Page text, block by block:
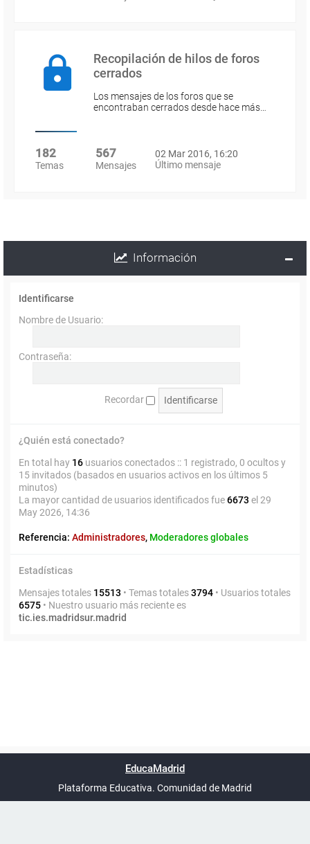
Recopilación de hilos de foros
cerrados
Los mensajes de los foros que se
encontraban cerrados desde hace más…
182
Temas
567
Mensajes
02 Mar 2016, 16:20
Último mensaje
Información
Identificarse
Nombre de Usuario:
Contraseña:
Recordar
¿Quién está conectado?
En total hay 16 usuarios conectados :: 1 registrado, 0 ocultos y
15 invitados (basados en usuarios activos en los últimos 5
minutos)
La mayor cantidad de usuarios identificados fue6673 el 29
May 2026, 14:36
Referencia: Administradores, Moderadores globales
Estadísticas
Mensajes totales 15513 • Temas totales3794 • Usuarios totales
6575 • Nuestro usuario más reciente es
tic.ies.madridsur.madrid
UTC+02:00
phpBB España
EducaMadrid
Plataforma Educativa. Comunidad de Madrid